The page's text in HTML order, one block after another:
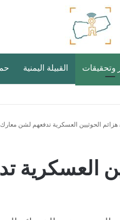
وتحقيقات القبيلة اليمنية
هزائم الحوثيين العسكرية تدفعهم لشن معارك